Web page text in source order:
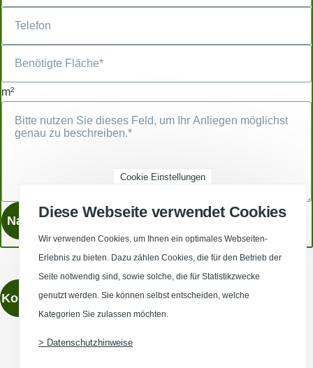
m²
Kontaktieren
Cookie Einstellungen
Diese Webseite verwendet Cookies
Wir verwenden Cookies, um Ihnen ein optimales Webseiten-
Erlebnis zu bieten. Dazu zählen Cookies, die für den Betrieb der
Seite notwendig sind, sowie solche, die für Statistikzwecke
genutzt werden. Sie können selbst entscheiden, welche
Kategorien Sie zulassen möchten.
> Datenschutzhinweise